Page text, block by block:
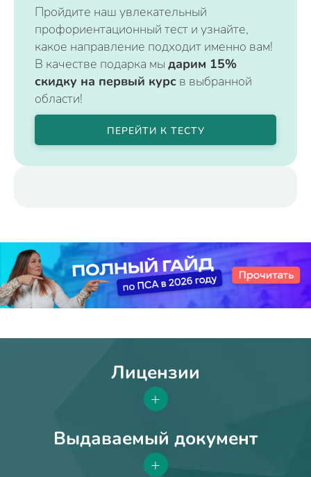
Пройдите наш увлекательный
профориентационный тест и узнайте,
какое направление подходит именно вам!
В качестве подарка мы дарим 15%
скидку на первый курс в выбранной
области!
ПЕРЕЙТИ К ТЕСТУ
Лицензии
+
Выдаваемый документ
+